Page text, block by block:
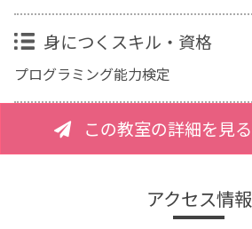
身につくスキル・資格
プログラミング能力検定
この教室の詳細を見る
アクセス情報